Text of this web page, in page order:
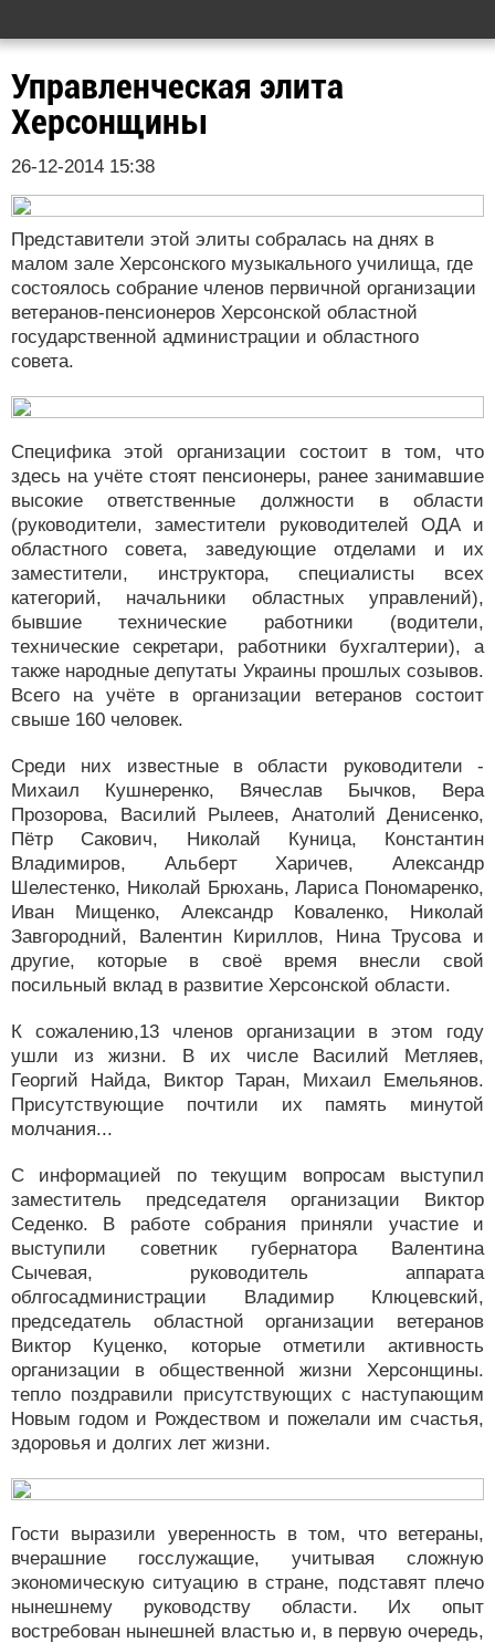
Управленческая элита
Херсонщины
26-12-2014 15:38
Представители этой элиты собралась на днях в
малом зале Херсонского музыкального училища, где
состоялось собрание членов первичной организации
ветеранов-пенсионеров Херсонской областной
государственной администрации и областного
совета.
Специфика этой организации состоит в том, что
здесь на учёте стоят пенсионеры, ранее занимавшие
высокие ответственные должности в области
(руководители, заместители руководителей ОДА и
областного совета, заведующие отделами и их
заместители, инструктора, специалисты всех
категорий, начальники областных управлений),
бывшие технические работники (водители,
технические секретари, работники бухгалтерии), а
также народные депутаты Украины прошлых созывов.
Всего на учёте в организации ветеранов состоит
свыше 160 человек.
Среди них известные в области руководители -
Михаил Кушнеренко, Вячеслав Бычков, Вера
Прозорова, Василий Рылеев, Анатолий Денисенко,
Пётр Сакович, Николай Куница, Константин
Владимиров, Альберт Харичев, Александр
Шелестенко, Николай Брюхань, Лариса Пономаренко,
Иван Мищенко, Александр Коваленко, Николай
Завгородний, Валентин Кириллов, Нина Трусова и
другие, которые в своё время внесли свой
посильный вклад в развитие Херсонской области.
К сожалению,13 членов организации в этом году
ушли из жизни. В их числе Василий Метляев,
Георгий Найда, Виктор Таран, Михаил Емельянов.
Присутствующие почтили их память минутой
молчания...
С информацией по текущим вопросам выступил
заместитель председателя организации Виктор
Седенко. В работе собрания приняли участие и
выступили советник губернатора Валентина
Сычевая, руководитель аппарата
облгосадминистрации Владимир Клюцевский,
председатель областной организации ветеранов
Виктор Куценко, которые отметили активность
организации в общественной жизни Херсонщины.
тепло поздравили присутствующих с наступающим
Новым годом и Рождеством и пожелали им счастья,
здоровья и долгих лет жизни.
Гости выразили уверенность в том, что ветераны,
вчерашние госслужащие, учитывая сложную
экономическую ситуацию в стране, подставят плечо
нынешнему руководству области. Их опыт
востребован нынешней властью и, в первую очередь,